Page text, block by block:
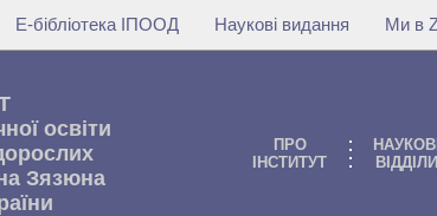
Е-бібліотека ІПООД Наукові видання Ми в
освіти
Зязюна
ПРО
IНСТИТУТ
НАУКОВI
ВIДДIЛИ